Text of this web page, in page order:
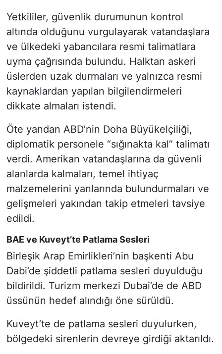
Yetkililer, güvenlik durumunun kontrol
altında olduğunu vurgulayarak vatandaşlara
ve ülkedeki yabancılara resmi talimatlara
uyma çağrısında bulundu. Halktan askeri
üslerden uzak durmaları ve yalnızca resmi
kaynaklardan yapılan bilgilendirmeleri
dikkate almaları istendi.
Öte yandan ABD’nin Doha Büyükelçiliği,
diplomatik personele “sığınakta kal” talimatı
verdi. Amerikan vatandaşlarına da güvenli
alanlarda kalmaları, temel ihtiyaç
malzemelerini yanlarında bulundurmaları ve
gelişmeleri yakından takip etmeleri tavsiye
edildi.
BAE ve Kuveyt’te Patlama Sesleri
Birleşik Arap Emirlikleri’nin başkenti Abu
Dabi’de şiddetli patlama sesleri duyulduğu
bildirildi. Turizm merkezi Dubai’de de ABD
üssünün hedef alındığı öne sürüldü.
Kuveyt’te de patlama sesleri duyulurken,
bölgedeki sirenlerin devreye girdiği aktarıldı.